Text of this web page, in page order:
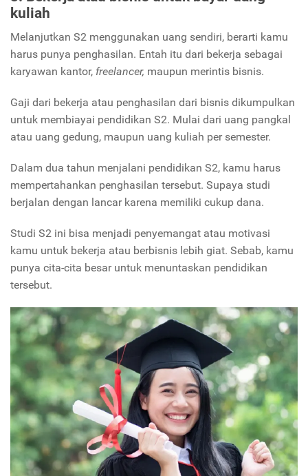
kuliah
Melanjutkan S2 menggunakan uang sendiri, berarti kamu
harus punya penghasilan. Entah itu dari bekerja sebagai
karyawan kantor, freelancer, maupun merintis bisnis.
Gaji dari bekerja atau penghasilan dari bisnis dikumpulkan
untuk membiayai pendidikan S2. Mulai dari uang pangkal
atau uang gedung, maupun uang kuliah per semester.
Dalam dua tahun menjalani pendidikan S2, kamu harus
mempertahankan penghasilan tersebut. Supaya studi
berjalan dengan lancar karena memiliki cukup dana.
Studi S2 ini bisa menjadi penyemangat atau motivasi
kamu untuk bekerja atau berbisnis lebih giat. Sebab, kamu
punya cita-cita besar untuk menuntaskan pendidikan
tersebut.